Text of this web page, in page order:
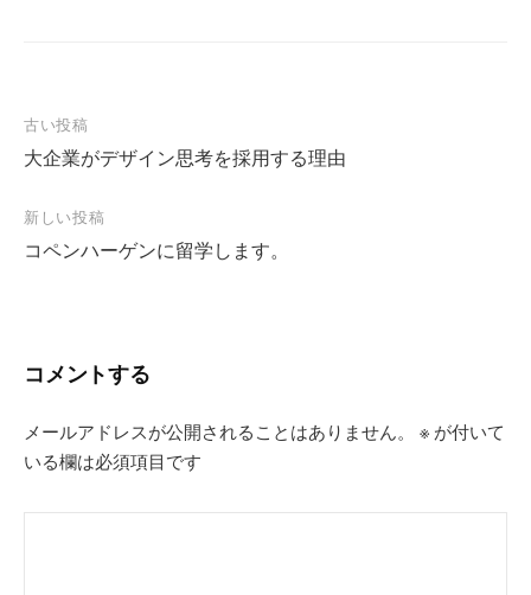
投
稿
ナ
ビ
ョ
古い投稿
大企業がデザイン思考を採用する理由
新しい投稿
コペンハーゲンに留学します。
コメントする
メールアドレスが公開されることはありません。 ※ が付いて
いる欄は必須項目です